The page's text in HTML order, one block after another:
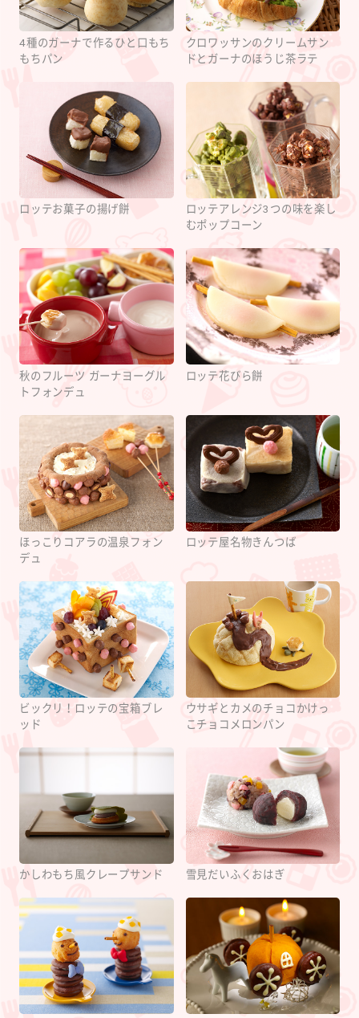
4種のガーナで作るひと口もち
もちパン
クロワッサンのクリームサン
ドとガーナのほうじ茶ラテ
ロッテお菓子の揚げ餅
ロッテアレンジ3つの味を楽し
むポップコーン
秋のフルーツ ガーナヨーグル
トフォンデュ
ロッテ花びら餅
ほっこりコアラの温泉フォン
デュ
ロッテ屋名物きんつば
ビックリ！ロッテの宝箱ブレ
ッド
ウサギとカメのチョコかけっ
こチョコメロンパン
かしわもち風クレープサンド 雪見だいふくおはぎ